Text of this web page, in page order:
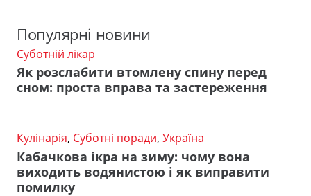
Популярні новини
Суботній лікар
Як розслабити втомлену спину перед
сном: проста вправа та застереження
Кулінарія, Суботні поради, Україна
Кабачкова ікра на зиму: чому вона
виходить водянистою і як виправити
помилку